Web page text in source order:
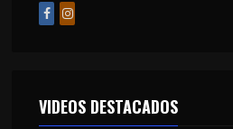
VIDEOS DESTACADOS